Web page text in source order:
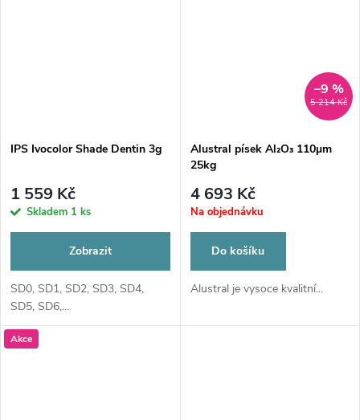
IPS Ivocolor Shade Dentin 3g
1 559 Kč
Skladem 1 ks
Zobrazit
SD0, SD1, SD2, SD3, SD4,
SD5, SD6,...
5 214 Kč
–9 %
Alustral písek Al₂O₃ 110µm
25kg
4 693 Kč
Na objednávku
Do košíku
Alustral je vysoce kvalitní...
Akce